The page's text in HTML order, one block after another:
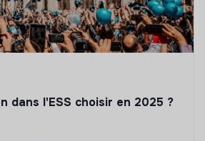
dans l'ESS choisir en 2025 ?